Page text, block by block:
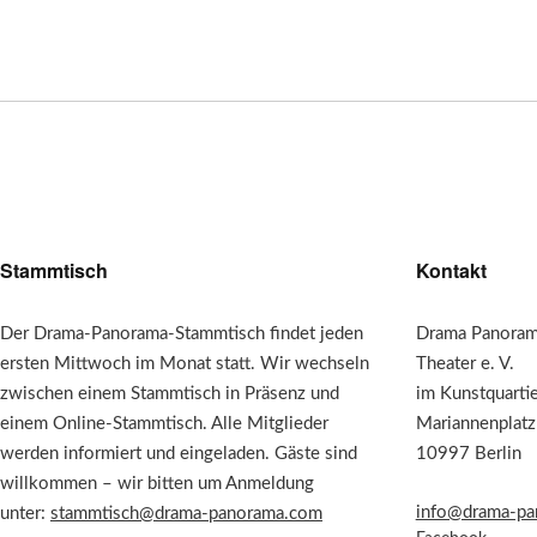
Stammtisch
Der Drama-Panorama-Stammtisch findet jeden
ersten Mittwoch im Monat statt. Wir wechseln
zwischen einem Stammtisch in Präsenz und
einem Online-Stammtisch. Alle Mitglieder
werden informiert und eingeladen. Gäste sind
willkommen – wir bitten um Anmeldung
unter: stammtisch@drama-panorama.com
Kontakt
Drama
Theater e. V.
im
10997 Berlin
info@drama-